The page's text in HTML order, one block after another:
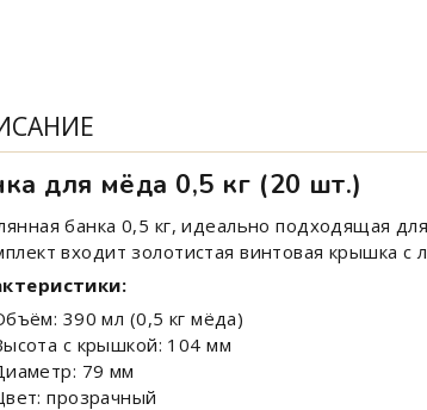
для мёда 0,5 кг (20 шт.)
банка 0,5 кг, идеально подходящая
входит золотистая винтовая крышка
390 мл (0,5 кг мёда)
с крышкой: 104 мм
79 мм
прозрачный